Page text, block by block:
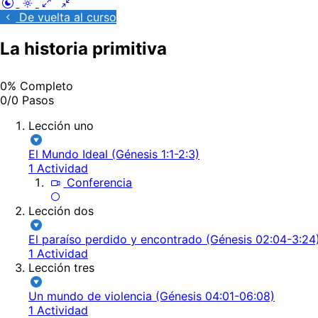
De vuelta al curso
La historia primitiva
0% Completo
0/0 Pasos
Lección uno
El Mundo Ideal (Génesis 1:1-2:3)
1 Actividad
Conferencia
Lección dos
El paraíso perdido y encontrado (Génesis 02:04-3:24)
1 Actividad
Lección tres
Un mundo de violencia (Génesis 04:01-06:08)
1 Actividad